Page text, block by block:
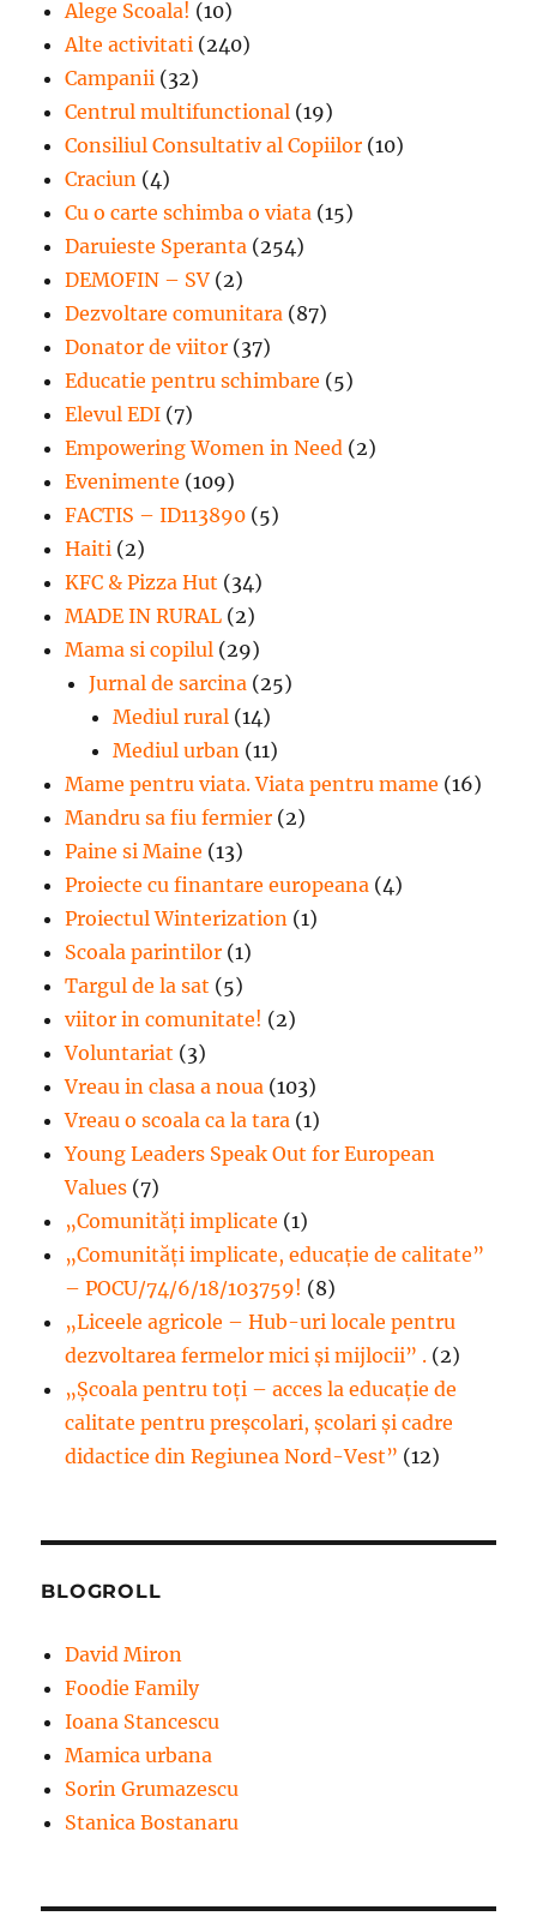
Alege Scoala! (10)
Alte activitati (240)
Campanii (32)
Centrul multifunctional (19)
Consiliul Consultativ al Copiilor (10)
Craciun (4)
Cu o carte schimba o viata (15)
Daruieste Speranta (254)
DEMOFIN – SV (2)
Dezvoltare comunitara (87)
Donator de viitor (37)
Educatie pentru schimbare (5)
Elevul EDI (7)
Empowering Women in Need (2)
Evenimente (109)
FACTIS – ID113890 (5)
Haiti (2)
KFC & Pizza Hut (34)
MADE IN RURAL (2)
Mama si copilul (29)
Jurnal de sarcina (25)
Mediul rural (14)
Mediul urban (11)
Mame pentru viata. Viata pentru mame (16)
Mandru sa fiu fermier (2)
Paine si Maine (13)
Proiecte cu finantare europeana (4)
Proiectul Winterization (1)
Scoala parintilor (1)
Targul de la sat (5)
viitor in comunitate! (2)
Voluntariat (3)
Vreau in clasa a noua (103)
Vreau o scoala ca la tara (1)
Young Leaders Speak Out for European
Values (7)
„Comunități implicate (1)
„Comunități implicate, educație de calitate”
– POCU/74/6/18/103759! (8)
„Liceele agricole – Hub-uri locale pentru
dezvoltarea fermelor mici şi mijlocii” . (2)
„Școala pentru toți – acces la educație de
calitate pentru preșcolari, școlari și cadre
didactice din Regiunea Nord-Vest” (12)
BLOGROLL
David Miron
Foodie Family
Ioana Stancescu
Mamica urbana
Sorin Grumazescu
Stanica Bostanaru